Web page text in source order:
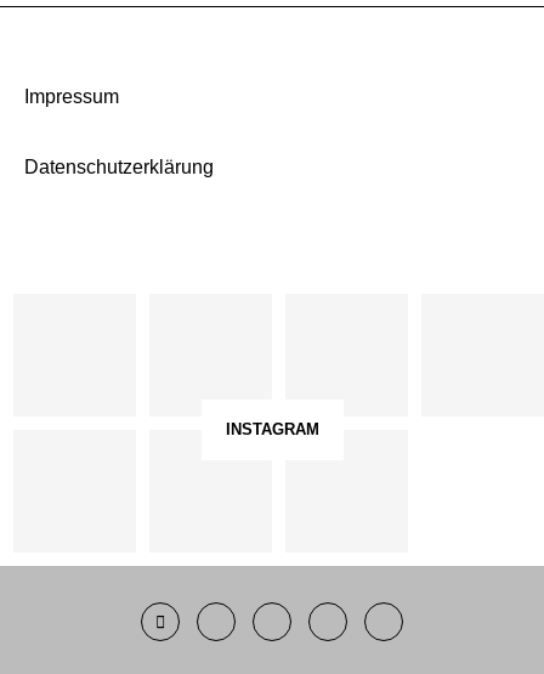
Impressum
Datenschutzerklärung
INSTAGRAM